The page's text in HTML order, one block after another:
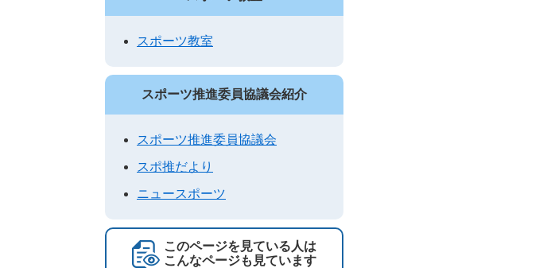
スポーツ教室
スポーツ推進委員協議会紹介
スポーツ推進委員協議会
スポ推だより
ニュースポーツ
このページを見ている人は
こんなページも見ています